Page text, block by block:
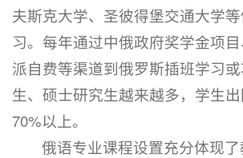
夫斯克大学、圣彼得堡交通大学
习。每年通过中俄政府奖学金项
派自费等渠道到俄罗斯插班学习
生、硕士研究生越来越多，学生
70%以上。
俄语专业课程设置充分体现